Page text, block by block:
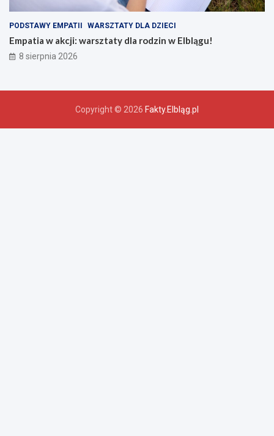
PODSTAWY EMPATII WARSZTATY DLA DZIECI
Empatia w akcji: warsztaty dla rodzin w Elblągu!
8 sierpnia 2026
Copyright © 2026 Fakty.Elbląg.pl